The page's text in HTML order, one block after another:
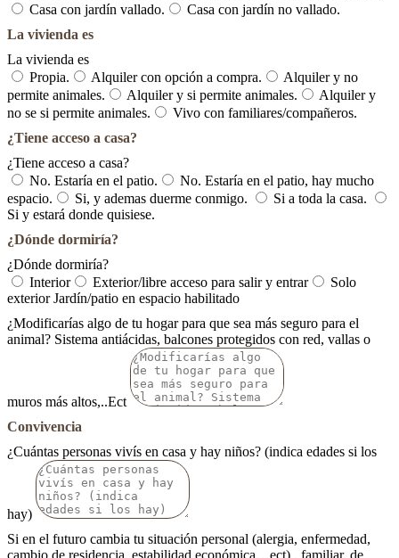
Casa con jardín vallado.
Casa con jardín no vallado.
La vivienda es
La vivienda es
Propia.
Alquiler con opción a compra.
Alquiler y no
permite animales.
Alquiler y si permite animales.
Alquiler y
no se si permite animales.
Vivo con familiares/compañeros.
¿Tiene acceso a casa?
¿Tiene acceso a casa?
No. Estaría en el patio.
No. Estaría en el patio, hay mucho
espacio.
Si, y ademas duerme conmigo.
Si a toda la casa.
Si y estará donde quisiese.
¿Dónde dormiría?
¿Dónde dormiría?
Interior
Exterior/libre acceso para salir y entrar
Solo
exterior Jardín/patio en espacio habilitado
¿Modificarías algo de tu hogar para que sea más seguro para el
animal? Sistema antiácidas, balcones protegidos con red, vallas o
muros más altos,..Ect
Convivencia
¿Cuántas personas vivís en casa y hay niños? (indica edades si los
hay)
Si en el futuro cambia tu situación personal (alergia, enfermedad,
cambio de residencia, estabilidad económica…ect) , familiar, de